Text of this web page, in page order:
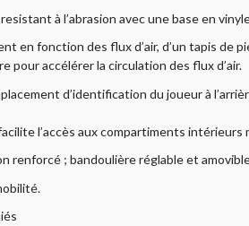
à l’abrasion avec une base en
en fonction des flux d’air, d’un tapis
pour accélérer la circulation des flux d’air.
d’identification du joueur à
l’accès aux compartiments intérieurs
renforcé ; bandoulière réglable et